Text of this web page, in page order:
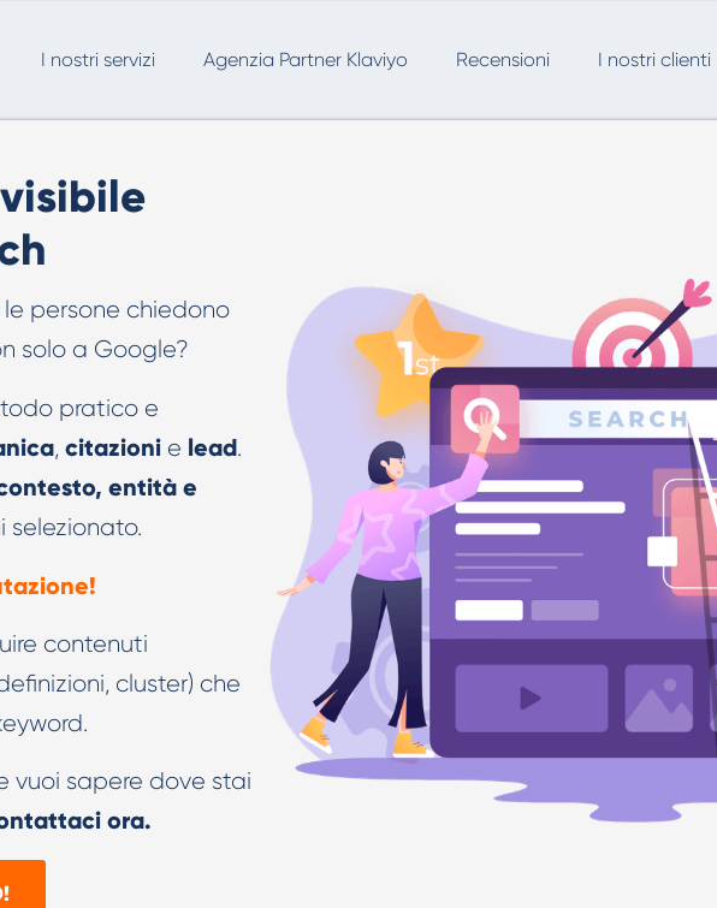
I nostri servizi Agenzia Partner Klaviyo Recensioni I nostri clienti
persone chiedono
solo a Google?
pratico e
, citazioni e lead.
entità e
selezionato.
contenuti
cluster) che
vuoi sapere dove stai
ora.